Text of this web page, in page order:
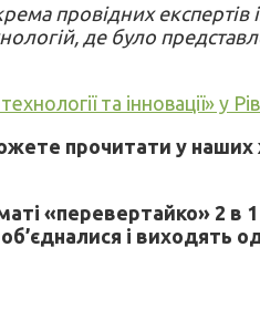
провідних
де було
та інновації» у
прочитати у
«перевертайко» 2 в 1
і виходять